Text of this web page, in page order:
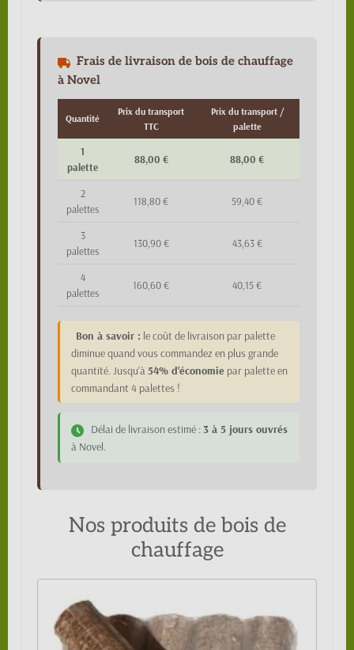
Frais de livraison de bois de chauffage
à Novel
Quantité
Prix du transport
TTC
Prix du transport /
palette
1
palette
88,00 € 88,00 €
2
palettes
118,80 € 59,40 €
3
palettes
130,90 € 43,63 €
4
palettes
160,60 € 40,15 €
Bon à savoir : le coût de livraison par palette
diminue quand vous commandez en plus grande
quantité. Jusqu'à54% d'économie par palette en
commandant 4 palettes !
Délai de livraison estimé : 3 à 5 jours ouvrés
à Novel.
Nos produits de bois de
chauffage